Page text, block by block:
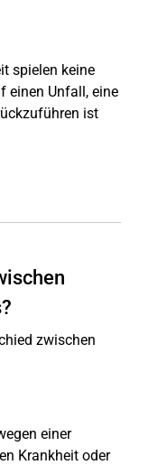
spielen keine
einen Unfall, eine
ist
zwischen
einer
Krankheit oder